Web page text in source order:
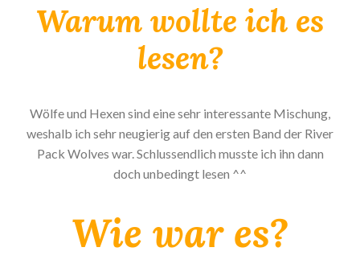
Warum wollte ich es
lesen?
Wölfe und Hexen sind eine sehr interessante Mischung,
weshalb ich sehr neugierig auf den ersten Band der River
Pack Wolves war. Schlussendlich musste ich ihn dann
doch unbedingt lesen ^^
Wie war es?